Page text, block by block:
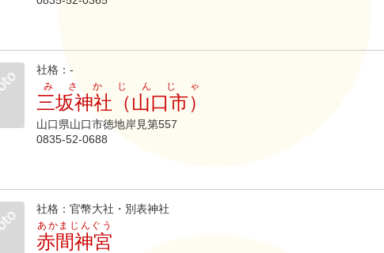
社格：-
三坂神社（山口市）
みさかじんじゃ
山口県山口市徳地岸見第557
0835-52-0688
社格：官幣大社・別表神社
赤間神宮
あかまじんぐう